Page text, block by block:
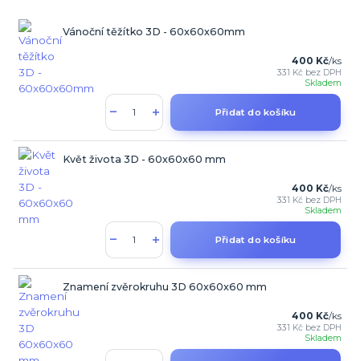
Vánoční těžítko 3D - 60x60x60mm
400 Kč/ks
331 Kč bez DPH
Skladem
Přidat do košíku
Květ života 3D - 60x60x60 mm
400 Kč/ks
331 Kč bez DPH
Skladem
Přidat do košíku
Znamení zvěrokruhu 3D 60x60x60 mm
400 Kč/ks
331 Kč bez DPH
Skladem